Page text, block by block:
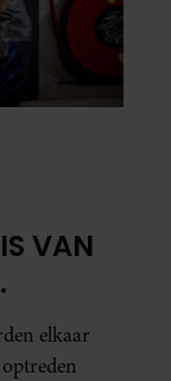
VAN
elkaar